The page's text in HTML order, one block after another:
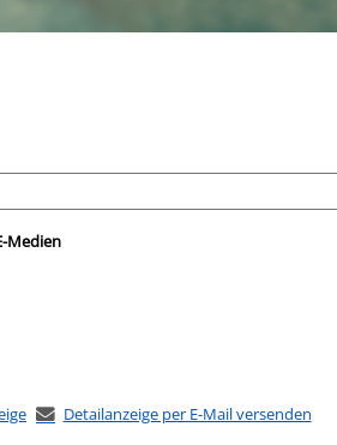
nach der Sie suchen wollen.
Medien
Detailanzeige per E-Mail versenden